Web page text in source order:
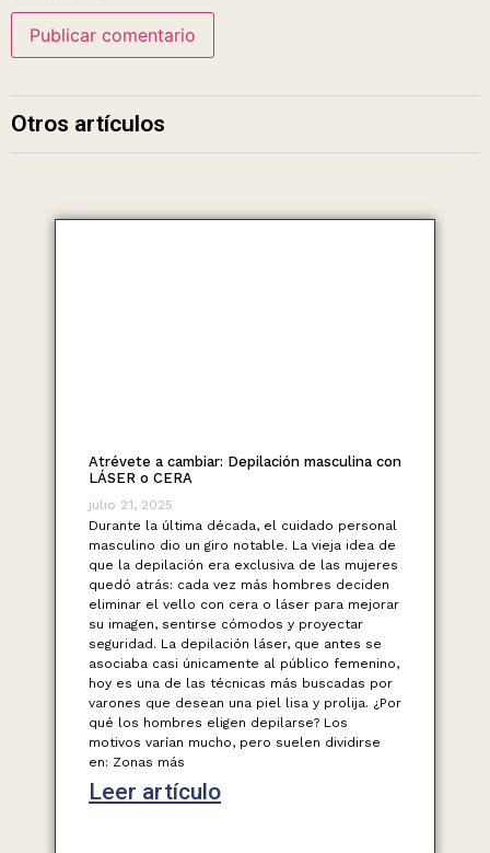
Otros artículos
Atrévete a cambiar: Depilación masculina con
LÁSER o CERA
julio 21, 2025
Durante la última década, el cuidado personal
masculino dio un giro notable. La vieja idea de
que la depilación era exclusiva de las mujeres
quedó atrás: cada vez más hombres deciden
eliminar el vello con cera o láser para mejorar
su imagen, sentirse cómodos y proyectar
seguridad. La depilación láser, que antes se
asociaba casi únicamente al público femenino,
hoy es una de las técnicas más buscadas por
varones que desean una piel lisa y prolija. ¿Por
qué los hombres eligen depilarse? Los
motivos varían mucho, pero suelen dividirse
en: Zonas más
Leer artículo